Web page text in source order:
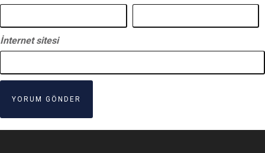
İnternet sitesi